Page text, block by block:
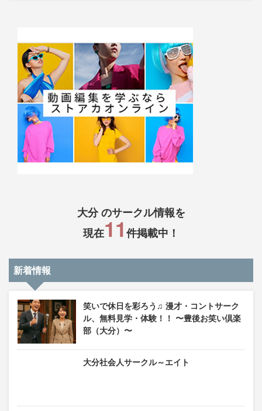
大分 のサークル情報を
現在11件掲載中！
新着情報
笑いで休日を彩ろう♫ 漫才・コントサーク
ル、無料見学・体験！！ 〜豊後お笑い倶楽
部（大分）〜
大分社会人サークル～エイト